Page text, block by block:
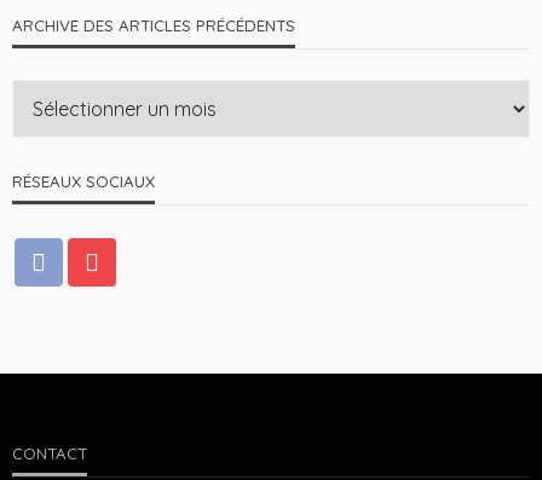
ARCHIVE DES ARTICLES PRÉCÉDENTS
RÉSEAUX SOCIAUX
CONTACT